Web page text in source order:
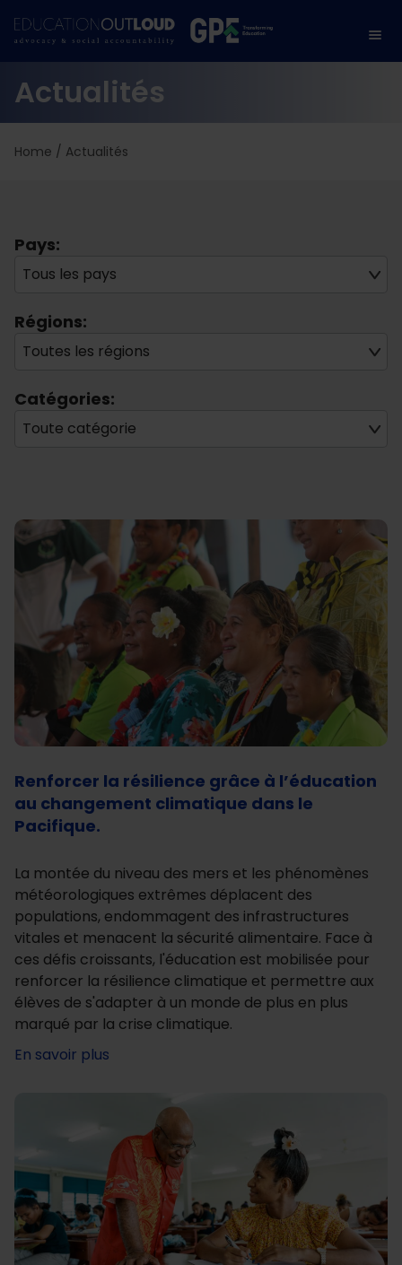
Actualités
Home / Actualités
Pays:
Tous les pays
Régions:
Toutes les régions
Catégories:
Toute catégorie
Renforcer la résilience grâce à l’éducation
au changement climatique dans le
Pacifique.
La montée du niveau des mers et les phénomènes
météorologiques extrêmes déplacent des
populations, endommagent des infrastructures
vitales et menacent la sécurité alimentaire. Face à
ces défis croissants, l'éducation est mobilisée pour
renforcer la résilience climatique et permettre aux
élèves de s'adapter à un monde de plus en plus
marqué par la crise climatique.
En savoir plus